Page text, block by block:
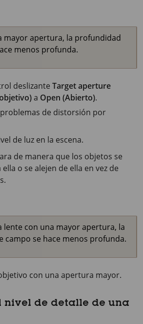
mayor apertura, la profundidad
menos profunda.
deslizante Target aperture
a Open (Abierto).
de distorsión por
de luz en la escena.
de manera que los objetos se
o se alejen de ella en vez de
lente con una mayor apertura, la
campo se hace menos profunda.
con una apertura mayor.
nivel de detalle de una